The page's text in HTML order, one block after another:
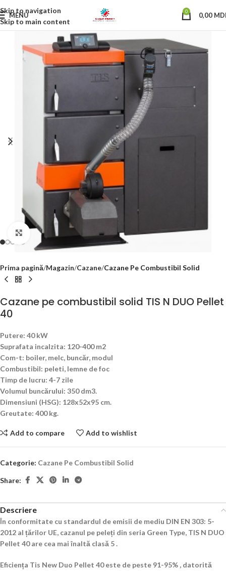
Skip to navigation
Skip to main content
MENU 0 0,00
Click to enlarge
Prima pagină Magazin Cazane Cazane Pe Combustibil Solid
Cazane pe combustibil solid TIS N DUO Pellet
40
Putere: 40 kW
Suprafata incalzita: 120-400 m2
Com-t: boiler, melc, buncăr, modul
Combustibil: peleti, lemne de foc
Timp de lucru: 4-7 zile
Volumul buncărului: 350 dm3.
Dimensiuni (HSG): 128x52x95 cm.
Greutate: 400 kg.
Add to compare Add to wishlist
Categorie: Cazane Pe Combustibil Solid
Share:
Descriere
În conformitate cu standardul de emisii de mediu DIN EN 303: 5-
2012 al țărilor UE, cazanul pe peleți din seria Green Type, TIS N DUO
Pellet 40 are cea mai înaltă clasă 5 .
Eficiența Tis New Duo Pellet 40 este de peste 91-95% , datorită